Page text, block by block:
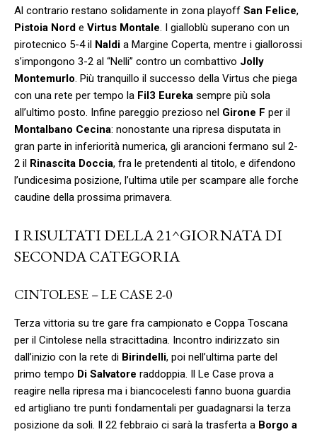
Al contrario restano solidamente in zona playoff San Felice,
Pistoia Nord e Virtus Montale. I gialloblù superano con un
pirotecnico 5-4 il Naldi a Margine Coperta, mentre i giallorossi
s’impongono 3-2 al “Nelli” contro un combattivo Jolly
Montemurlo. Più tranquillo il successo della Virtus che piega
con una rete per tempo la Fil3 Eureka sempre più sola
all’ultimo posto. Infine pareggio prezioso nel Girone F per il
Montalbano Cecina: nonostante una ripresa disputata in
gran parte in inferiorità numerica, gli arancioni fermano sul 2-
2 il Rinascita Doccia, fra le pretendenti al titolo, e difendono
l’undicesima posizione, l’ultima utile per scampare alle forche
caudine della prossima primavera.
I RISULTATI DELLA 21^GIORNATA DI
SECONDA CATEGORIA
CINTOLESE – LE CASE 2-0
Terza vittoria su tre gare fra campionato e Coppa Toscana
per il Cintolese nella stracittadina. Incontro indirizzato sin
dall’inizio con la rete di Birindelli, poi nell’ultima parte del
primo tempo Di Salvatore raddoppia. Il Le Case prova a
reagire nella ripresa ma i biancocelesti fanno buona guardia
ed artigliano tre punti fondamentali per guadagnarsi la terza
posizione da soli. Il 22 febbraio ci sarà la trasferta a Borgo a